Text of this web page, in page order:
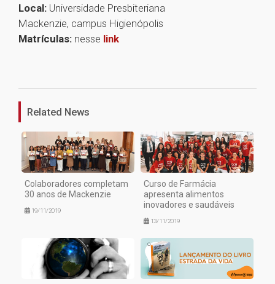
Local: Universidade Presbiteriana
Mackenzie, campus Higienópolis
Matrículas: nesse link
Related News
Colaboradores completam
30 anos de Mackenzie
19/11/2019
Curso de Farmácia
apresenta alimentos
inovadores e saudáveis
13/11/2019